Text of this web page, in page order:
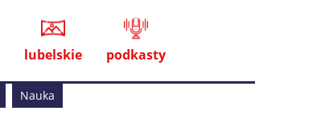
lubelskie podkasty
Nauka